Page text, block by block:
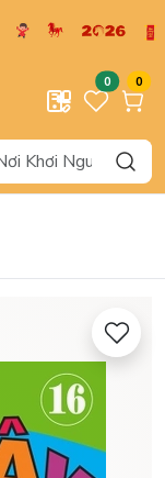
0 0